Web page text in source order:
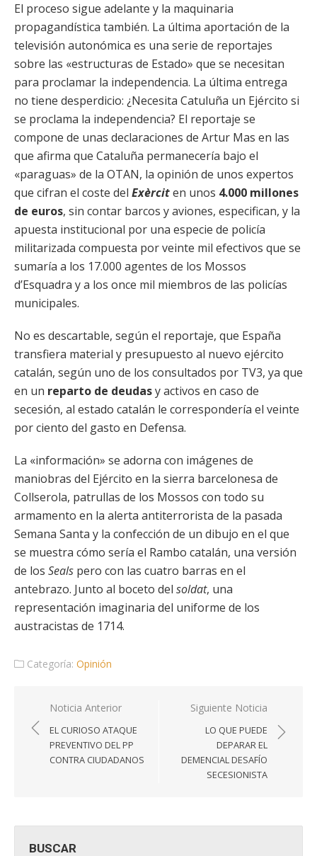
El proceso sigue adelante y la maquinaria
propagandística también. La última aportación de la
televisión autonómica es una serie de reportajes
sobre las «estructuras de Estado» que se necesitan
para proclamar la independencia. La última entrega
no tiene desperdicio: ¿Necesita Catuluña un Ejército si
se proclama la independencia? El reportaje se
compone de unas declaraciones de Artur Mas en las
que afirma que Cataluña permanecería bajo el
«paraguas» de la OTAN, la opinión de unos expertos
que cifran el coste del Exèrciten unos 4.000 millones
de euros, sin contar barcos y aviones, especifican, y la
apuesta institucional por una especie de policía
militarizada compuesta por veinte mil efectivos que se
sumaría a los 17.000 agentes de los Mossos
d’Esquadra y a los once mil miembros de las policías
municipales.
No es descartable, según el reportaje, que España
transfiera material y presupuesto al nuevo ejército
catalán, según uno de los consultados por TV3, ya que
en un reparto de deudasy activos en caso de
secesión, al estado catalán le correspondería el veinte
por ciento del gasto en Defensa.
La «información» se adorna con imágenes de
maniobras del Ejército en la sierra barcelonesa de
Collserola, patrullas de los Mossos con todo su
armamento en la alerta antiterrorista de la pasada
Semana Santa y la confección de un dibujo en el que
se muestra cómo sería el Rambo catalán, una versión
de los Seals pero con las cuatro barras en el
antebrazo. Junto al boceto del soldat, una
representación imaginaria del uniforme de los
austracistas de 1714.
Categoría: Opinión
Navegación
de
entradas
Noticia Anterior
EL CURIOSO ATAQUE
PREVENTIVO DEL PP
CONTRA CIUDADANOS
Siguiente Noticia
LO QUE PUEDE
DEPARAR EL
DEMENCIAL DESAFÍO
SECESIONISTA
BUSCAR